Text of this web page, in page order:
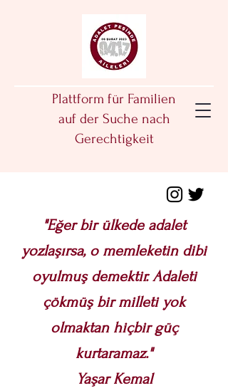
Plattform für Familien
auf der Suche nach
Gerechtigkeit
"Eğer bir ülkede adalet
yozlaşırsa, o memleketin dibi
oyulmuş demektir. Adaleti
çökmüş bir milleti yok
olmaktan hiçbir güç
kurtaramaz."
Yaşar Kemal